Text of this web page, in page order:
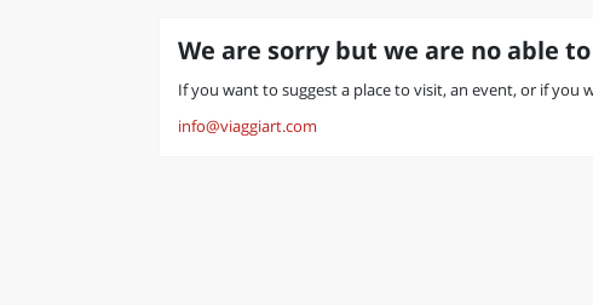
We are sorry but we are no able
If you want to suggest a place to visit, an event, or if
info@viaggiart.com